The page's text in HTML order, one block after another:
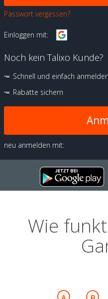
Passwort vergessen?
Einloggen mit:
Noch kein Talixo Kunde?
Schnell und einfach anmelden
Rabatte sichern
neu anmelden mit:
Wie